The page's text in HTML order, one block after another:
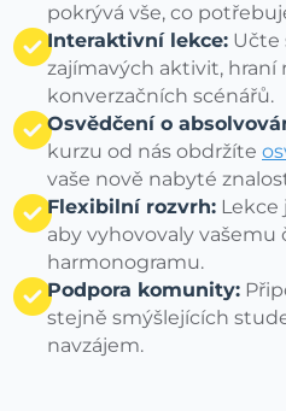
pokrývá vše, co
Interaktivní lekce: Učte
zajímavých aktivit, hraní
konverzačních scénářů.
Osvědčení o
kurzu od nás obdržíte
vaše nově nabyté
Flexibilní rozvrh: Lekce
aby vyhovovaly vašemu
harmonogramu.
Podpora komunity:
stejně smýšlejících
navzájem.